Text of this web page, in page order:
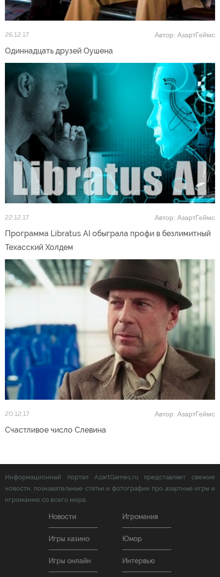
26.12.17 Автор: АзартГеймс
Одиннадцать друзей Оушена
22.12.17 Автор: АзартГеймс
Программа Libratus AI обыграла профи в безлимитный
Техасский Холдем
20.12.17 Автор: АзартГеймс
Счастливое число Слевина
Информационный портал AzartGames.ru представляет свежие
новости, познавательные статьи и фотографии про азартные игры и
игроманию со всего мира.
Новости Игромания
Игры казино Юмор
Игры онлайн Интервью